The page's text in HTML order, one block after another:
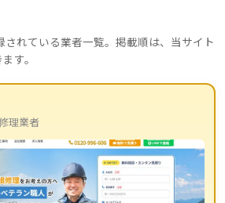
れている業者一覧。掲載順は、当サイト
す。
理業者